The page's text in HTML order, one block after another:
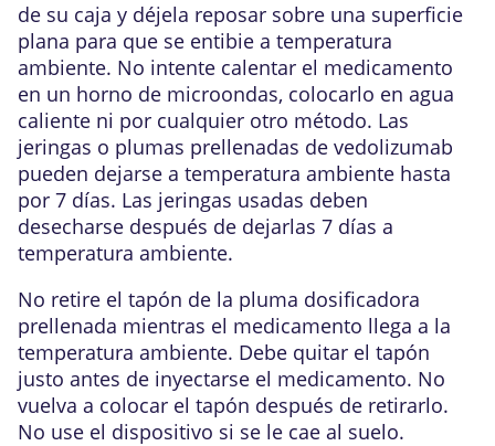
de su caja y déjela reposar sobre una superficie
plana para que se entibie a temperatura
ambiente. No intente calentar el medicamento
en un horno de microondas, colocarlo en agua
caliente ni por cualquier otro método. Las
jeringas o plumas prellenadas de vedolizumab
pueden dejarse a temperatura ambiente hasta
por 7 días. Las jeringas usadas deben
desecharse después de dejarlas 7 días a
temperatura ambiente.
No retire el tapón de la pluma dosificadora
prellenada mientras el medicamento llega a la
temperatura ambiente. Debe quitar el tapón
justo antes de inyectarse el medicamento. No
vuelva a colocar el tapón después de retirarlo.
No use el dispositivo si se le cae al suelo.